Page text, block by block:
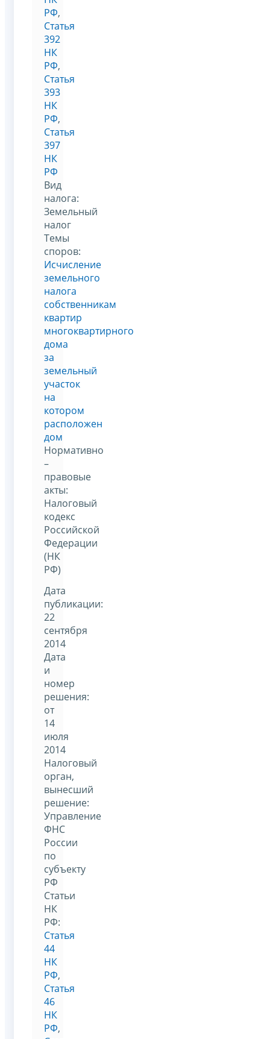
РФ,
Статья
392
НК
РФ,
Статья
393
НК
РФ,
Статья
397
НК
РФ
Вид
налога:
Земельный
налог
Темы
споров:
Исчисление
земельного
налога
собственникам
квартир
многоквартирного
дома
за
земельный
участок
на
котором
расположен
дом
Нормативно
–
правовые
акты:
Налоговый
кодекс
Российской
Федерации
(НК
РФ)
Дата
публикации:
22
сентября
2014
Дата
и
номер
решения:
от
14
июля
2014
Налоговый
орган,
вынесший
решение:
Управление
ФНС
России
по
субъекту
РФ
Статьи
НК
РФ:
Статья
44
НК
РФ,
Статья
46
НК
РФ,